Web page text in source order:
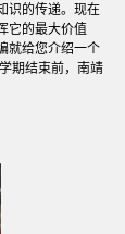
识的传递。现在
它的最大价值
就给您介绍一个
期结束前，南靖